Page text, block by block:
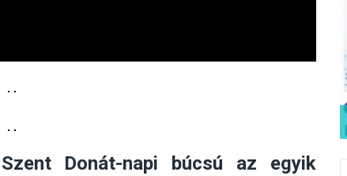
Donát-napi búcsú az egyik